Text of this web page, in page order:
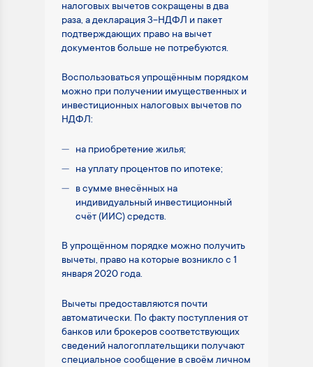
налоговых вычетов сокращены в два
раза, а декларация 3-НДФЛ и пакет
подтверждающих право на вычет
документов больше не потребуются.
Воспользоваться упрощённым порядком
можно при получении имущественных и
инвестиционных налоговых вычетов по
НДФЛ:
на приобретение жилья;
на уплату процентов по ипотеке;
в сумме внесённых на
индивидуальный инвестиционный
счёт (ИИС) средств.
В упрощённом порядке можно получить
вычеты, право на которые возникло с 1
января 2020 года.
Вычеты предоставляются почти
автоматически. По факту поступления от
банков или брокеров соответствующих
сведений налогоплательщики получают
специальное сообщение в своём личном